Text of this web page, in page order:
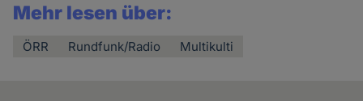
Mehr lesen über:
ÖRR Rundfunk/Radio Multikulti